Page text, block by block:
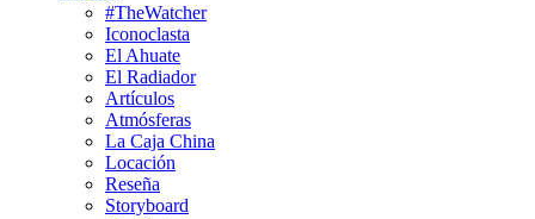
#TheWatcher
Iconoclasta
El Ahuate
El Radiador
Artículos
Atmósferas
La Caja China
Locación
Reseña
Storyboard